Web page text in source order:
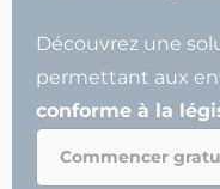
Découvrez une
permettant aux
conforme à la
Commencer